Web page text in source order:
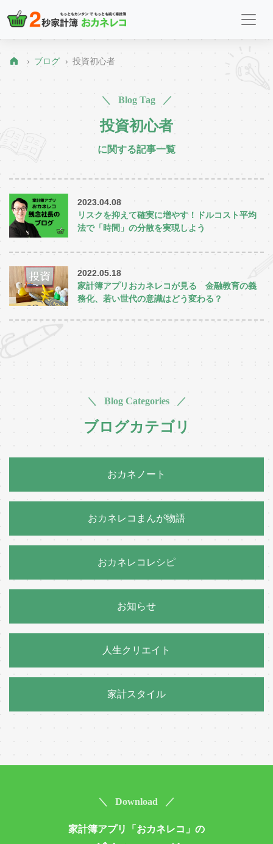
ブログ 投資初心者
＼ Blog Tag ／
投資初心者
に関する記事一覧
2023.04.08
リスクを抑えて確実に増やす！ドルコスト平均
法で「時間」の分散を実現しよう
2022.05.18
家計簿アプリおカネレコが見る 金融教育の義
務化、若い世代の意識はどう変わる？
＼ Blog Categories ／
ブログカテゴリ
おカネノート
おカネレコまんが物語
おカネレコレシピ
お知らせ
人生クリエイト
家計スタイル
＼ Download ／
家計簿アプリ「おカネレコ」の